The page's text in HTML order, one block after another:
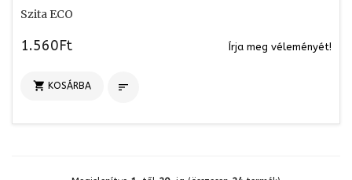
Szita ECO
1.560Ft Írja meg véleményét!
 KOSÁRBA 